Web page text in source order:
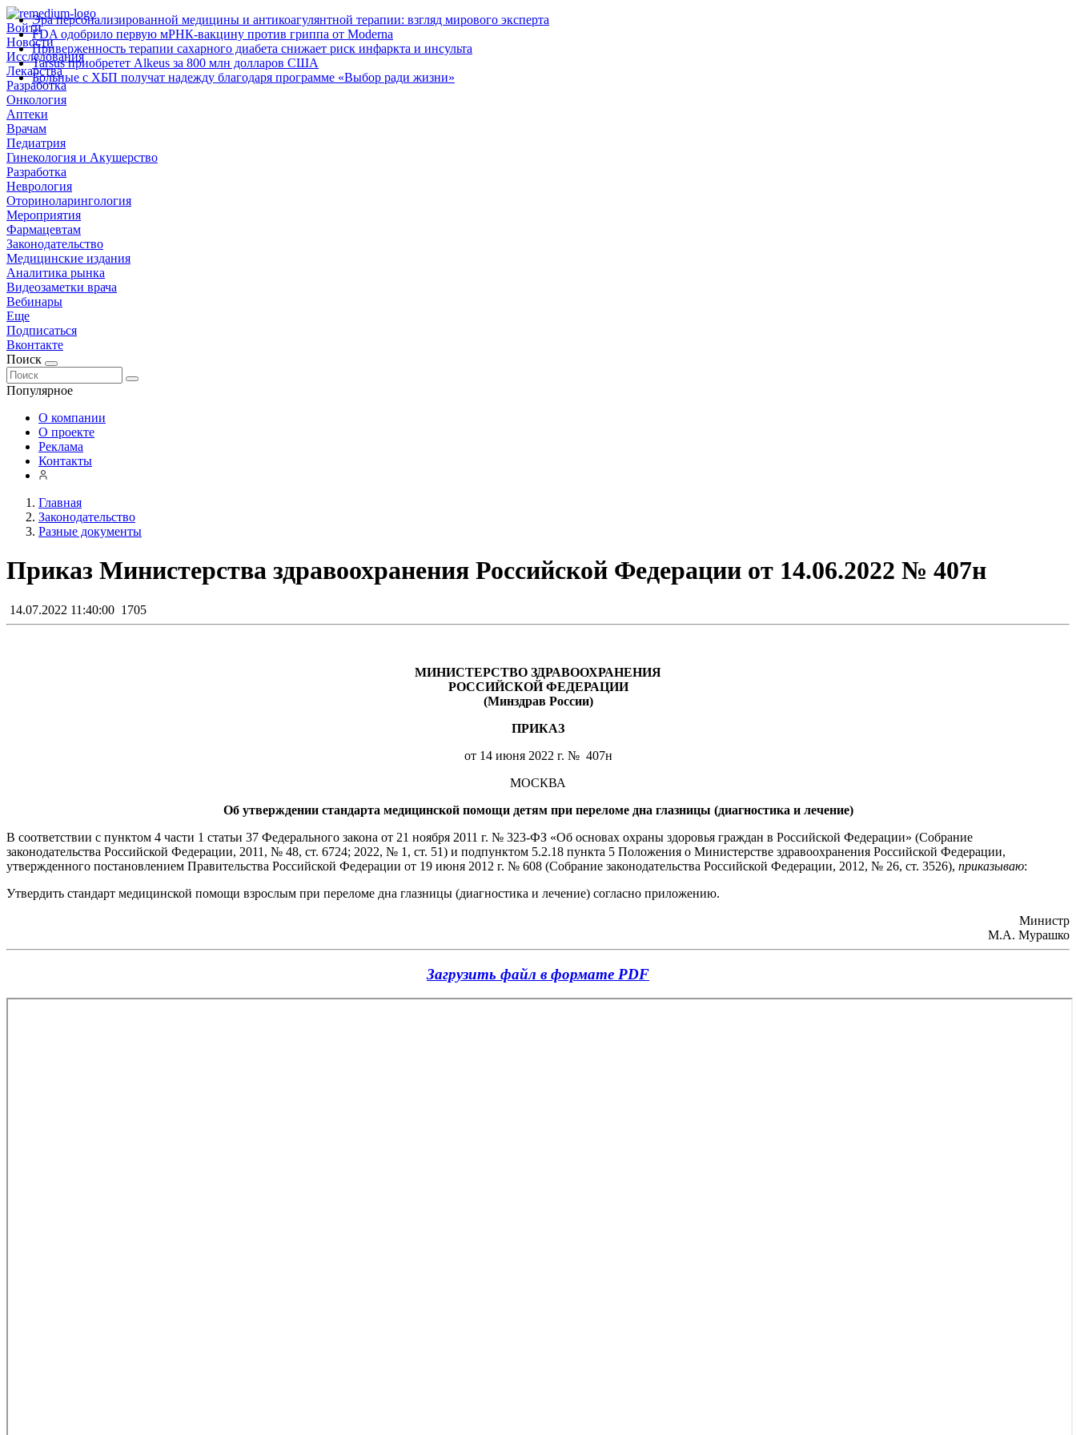
Войти
Новости
Исследования
Лекарства
Разработка
Онкология
Аптеки
Врачам
Педиатрия
Гинекология и Акушерство
Разработка
Неврология
Оториноларингология
Мероприятия
Фармацевтам
Законодательство
Медицинские издания
Аналитика рынка
Видеозаметки врача
Вебинары
Еще
Подписаться
Вконтакте
Поиск
Популярное
Эра персонализированной медицины и антикоагулянтной терапии: взгляд мирового эксперта
FDA одобрило первую мРНК‑вакцину против гриппа от Moderna
Приверженность терапии сахарного диабета снижает риск инфаркта и инсульта
Tarsus приобретет Alkeus за 800 млн долларов США
Больные с ХБП получат надежду благодаря программе «Выбор ради жизни»
О компании
О проекте
Реклама
Контакты
Главная
Законодательство
Разные документы
Приказ Министерства здравоохранения Российской Федерации от 14.06.2022 № 407н
14.07.2022 11:40:00 1705
МИНИСТЕРСТВО ЗДРАВООХРАНЕНИЯ
РОССИЙСКОЙ ФЕДЕРАЦИИ
(Минздрав России)
ПРИКАЗ
от 14 июня 2022 г. № 407н
МОСКВА
Об утверждении стандарта медицинской помощи детям при переломе дна глазницы (диагностика и лечение)
В соответствии с пунктом 4 части 1 статьи 37 Федерального закона от 21 ноября 2011 г. № 323-ФЗ «Об основах охраны здоровья граждан в Российской Федерации» (Собрание
законодательства Российской Федерации, 2011, № 48, ст. 6724; 2022, № 1, ст. 51) и подпунктом 5.2.18 пункта 5 Положения о Министерстве здравоохранения Российской Федерации,
утвержденного постановлением Правительства Российской Федерации от 19 июня 2012 г. № 608 (Собрание законодательства Российской Федерации, 2012, № 26, ст. 3526), приказываю:
Утвердить стандарт медицинской помощи взрослым при переломе дна глазницы (диагностика и лечение) согласно приложению.
Министр
М.А. Мурашко
Загрузить файл в формате PDF